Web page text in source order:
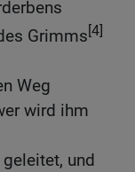
Grimms[4]
Weg
wird ihm
geleitet, und